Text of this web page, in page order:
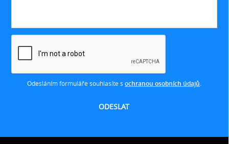
Odesláním formuláře souhlasíte s ochranou osobních údajů